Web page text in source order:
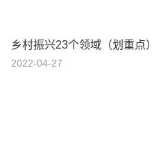
乡村振兴23个领域（划重点）
2022-04-27